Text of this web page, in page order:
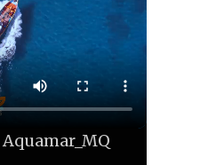
Aquamar_MQ